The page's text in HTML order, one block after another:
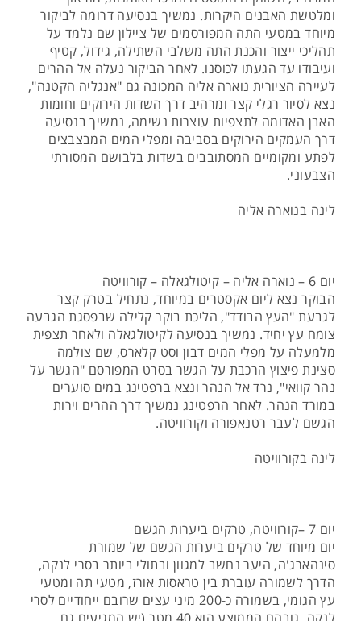
ומלטשת האבנים היקרות. נמשיך בנסיעה דרומה לביקור
מיוחד במטעי התה המפורסמים של ציילון שם נלמד על
תהליכי ייצור והכנת התה משלבי השתילה, גידול, קטיף
ועיבודו עד הגעתו לכוסנו. לאחר הביקור נעלה אל ההרים
לעיירה הציורית נוארה אליה המכונה גם "אנגליה הקטנה",
נצא לסיור רגלי קצר ומרהיב דרך השדות הירוקים וחומות
האבן האדומה לתצפיות עוצרות נשימה, נמשיך בנסיעה
דרך העמקים הירוקים בסביבה ומפלי המים המבצבצים
לפתע ומקומיים המסתובבים בשדות בלבושם המסורתי
הצבעוני.
לינה בנוארה אליה
יום 6 – נוארה אליה – קיטולגאלה – קורוויטה
הבוקר נצא ליום אקסטרים במיוחד, נתחיל בטרק קצר
לגבעת "העץ הבודד", הליכת בוקר קלילה שבפסגת הגבעה
צומח עץ יחיד. נמשיך בנסיעה לקיטולגאלה ולאחר תצפית
מלמעלה על מפלי המים דבון וסט קלארס, שם צולמה
סצינת פיצוץ הרכבת על הגשר בסרט המפורסם "הגשר על
נהר קוואי", נרד אל הנהר ונצא ברפטינג במים סוערים
במורד הנהר. לאחר הרפטינג נמשיך דרך ההרים וירות
הגשם לעבר רטנאפורה וקורוויטה.
לינה בקורוויטה
יום 7 –קורוויטה, טרקים ביערות הגשם
יום מיוחד של טרקים ביערות הגשם של שמורת
סינהארג'ה, היער נחשב למגוון ובתולי ביותר בסרי לנקה,
הדרך לשמורה עוברת בין טראסות אורז, מטעי תה ומטעי
עץ הגומי, בשמורה כ-200 מיני עצים שרובם ייחודיים לסרי